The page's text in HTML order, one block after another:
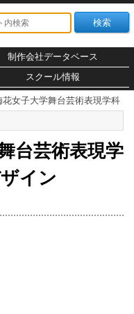
制作会社データベース
スクール情報
花女子大学舞台芸術表現学科
台芸術表現学
イン